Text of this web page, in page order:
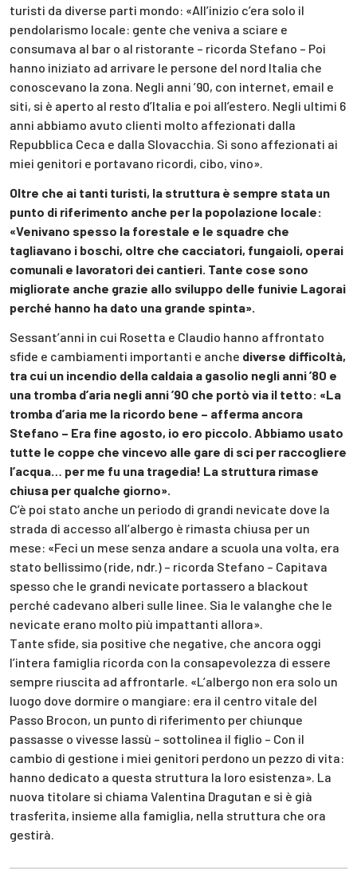
turisti da diverse parti mondo: «All’inizio c’era solo il
pendolarismo locale: gente che veniva a sciare e
consumava al bar o al ristorante – ricorda Stefano – Poi
hanno iniziato ad arrivare le persone del nord Italia che
conoscevano la zona. Negli anni ’90, con internet, email e
siti, si è aperto al resto d’Italia e poi all’estero. Negli ultimi 6
anni abbiamo avuto clienti molto affezionati dalla
Repubblica Ceca e dalla Slovacchia. Si sono affezionati ai
miei genitori e portavano ricordi, cibo, vino».
Oltre che ai tanti turisti, la struttura è sempre stata un
punto di riferimento anche per la popolazione locale:
«Venivano spesso la forestale e le squadre che
tagliavano i boschi, oltre che cacciatori, fungaioli, operai
comunali e lavoratori dei cantieri. Tante cose sono
migliorate anche grazie allo sviluppo delle funivie Lagorai
perché hanno ha dato una grande spinta».
Sessant’anni in cui Rosetta e Claudio hanno affrontato
sfide e cambiamenti importanti e anche diverse difficoltà,
tra cui un incendio della caldaia a gasolio negli anni ’80 e
una tromba d’aria negli anni ’90 che portò via il tetto: «La
tromba d’aria me la ricordo bene – afferma ancora
Stefano – Era fine agosto, io ero piccolo. Abbiamo usato
tutte le coppe che vincevo alle gare di sci per raccogliere
l’acqua… per me fu una tragedia! La struttura rimase
chiusa per qualche giorno».
C’è poi stato anche un periodo di grandi nevicate dove la
strada di accesso all’albergo è rimasta chiusa per un
mese: «Feci un mese senza andare a scuola una volta, era
stato bellissimo (ride, ndr.) – ricorda Stefano – Capitava
spesso che le grandi nevicate portassero a blackout
perché cadevano alberi sulle linee. Sia le valanghe che le
nevicate erano molto più impattanti allora».
Tante sfide, sia positive che negative, che ancora oggi
l’intera famiglia ricorda con la consapevolezza di essere
sempre riuscita ad affrontarle. «L’albergo non era solo un
luogo dove dormire o mangiare: era il centro vitale del
Passo Brocon, un punto di riferimento per chiunque
passasse o vivesse lassù – sottolinea il figlio – Con il
cambio di gestione i miei genitori perdono un pezzo di vita:
hanno dedicato a questa struttura la loro esistenza». La
nuova titolare si chiama Valentina Dragutan e si è già
trasferita, insieme alla famiglia, nella struttura che ora
gestirà.